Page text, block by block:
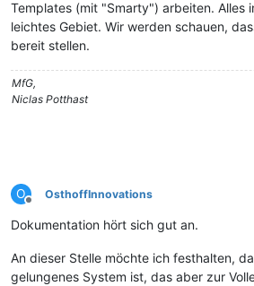
Templates (mit "Smarty") arbeiten. Alles
leichtes Gebiet. Wir werden schauen,
bereit stellen.
MfG,
Niclas Potthast
O
Offline
OsthoffInnovations
Dokumentation hört sich gut an.
An dieser Stelle möchte ich festhalten,
gelungenes System ist, das aber zur